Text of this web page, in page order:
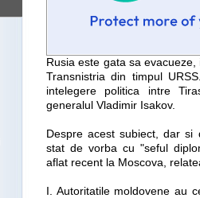
Rusia este gata sa
Transnistria din timpul
intelegere politica intre
generalul Vladimir Isakov.
Despre acest subiect, dar si
stat de vorba cu "seful
aflat recent la Moscova,
I. Autoritatile moldovene au